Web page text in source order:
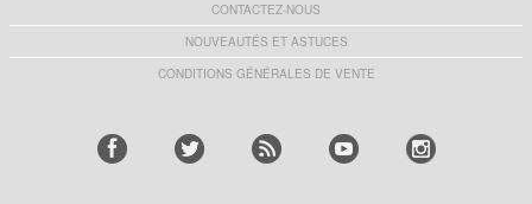
CONTACTEZ-NOUS
NOUVEAUTÉS ET ASTUCES
CONDITIONS GÉNÉRALES DE VENTE